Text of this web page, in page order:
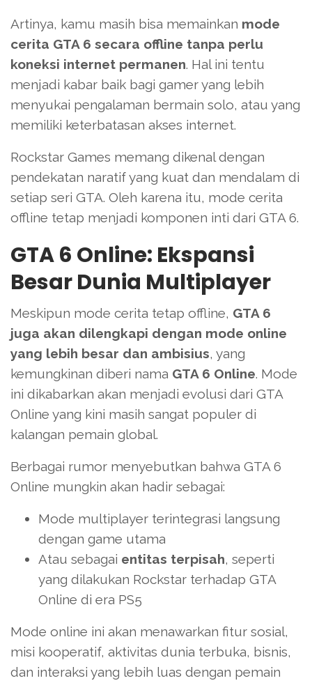
Artinya, kamu masih bisa memainkan mode
cerita GTA 6 secara offline tanpa perlu
koneksi internet permanen. Hal ini tentu
menjadi kabar baik bagi gamer yang lebih
menyukai pengalaman bermain solo, atau yang
memiliki keterbatasan akses internet.
Rockstar Games memang dikenal dengan
pendekatan naratif yang kuat dan mendalam di
setiap seri GTA. Oleh karena itu, mode cerita
offline tetap menjadi komponen inti dari GTA 6.
GTA 6 Online: Ekspansi
Besar Dunia Multiplayer
Meskipun mode cerita tetap offline, GTA 6
juga akan dilengkapi dengan mode online
yang lebih besar dan ambisius, yang
kemungkinan diberi nama GTA 6 Online. Mode
ini dikabarkan akan menjadi evolusi dari GTA
Online yang kini masih sangat populer di
kalangan pemain global.
Berbagai rumor menyebutkan bahwa GTA 6
Online mungkin akan hadir sebagai:
Mode multiplayer terintegrasi langsung
dengan game utama
Atau sebagai entitas terpisah, seperti
yang dilakukan Rockstar terhadap GTA
Online di era PS5
Mode online ini akan menawarkan fitur sosial,
misi kooperatif, aktivitas dunia terbuka, bisnis,
dan interaksi yang lebih luas dengan pemain